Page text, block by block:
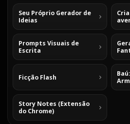
Seu Próprio Gerador de
Ideias
Prompts Visuais de
Escrita
Ficção Flash
Story Notes (Extensão
do Chrome)